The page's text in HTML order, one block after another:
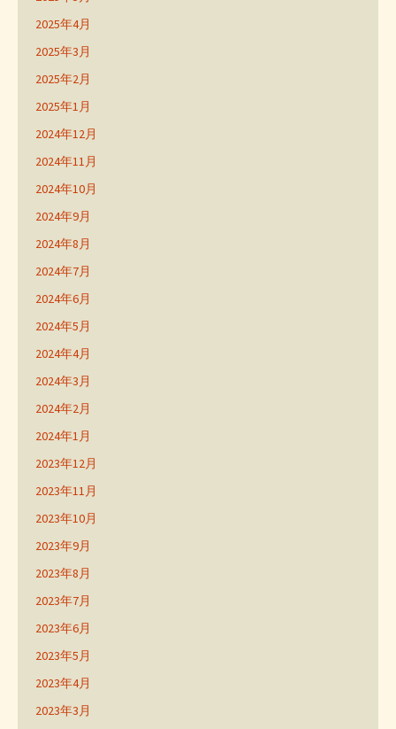
2025年4月
2025年3月
2025年2月
2025年1月
2024年12月
2024年11月
2024年10月
2024年9月
2024年8月
2024年7月
2024年6月
2024年5月
2024年4月
2024年3月
2024年2月
2024年1月
2023年12月
2023年11月
2023年10月
2023年9月
2023年8月
2023年7月
2023年6月
2023年5月
2023年4月
2023年3月